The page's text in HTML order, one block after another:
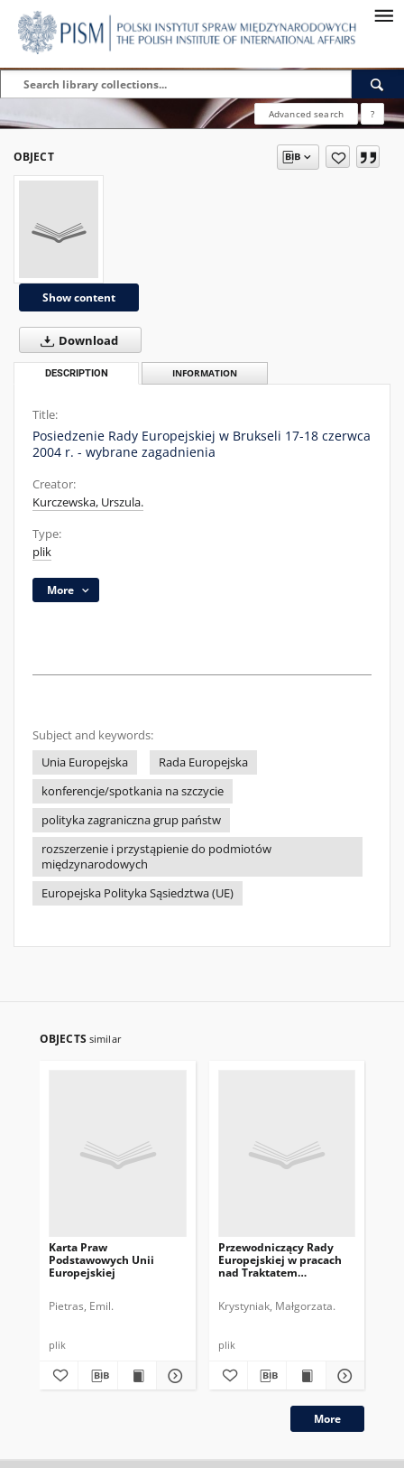
Advanced search ?
OBJECT
Show content
Download
DESCRIPTION INFORMATION
Title:
Posiedzenie Rady Europejskiej w Brukseli 17-18 czerwca
2004 r. - wybrane zagadnienia
Creator:
Kurczewska, Urszula.
Type:
plik
More
Subject and keywords:
Unia Europejska
Rada Europejska
konferencje/spotkania na szczycie
polityka zagraniczna grup państw
rozszerzenie i przystąpienie do podmiotów
międzynarodowych
Europejska Polityka Sąsiedztwa (UE)
OBJECTS similar
Karta Praw
Podstawowych Unii
Europejskiej
Pietras, Emil.
plik
Przewodniczący Rady
Europejskiej w pracach
nad Traktatem
Krystyniak, Małgorzata.
plik
More